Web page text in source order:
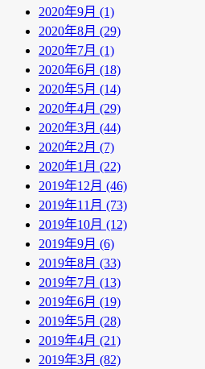
2020年9月 (1)
2020年8月 (29)
2020年7月 (1)
2020年6月 (18)
2020年5月 (14)
2020年4月 (29)
2020年3月 (44)
2020年2月 (7)
2020年1月 (22)
2019年12月 (46)
2019年11月 (73)
2019年10月 (12)
2019年9月 (6)
2019年8月 (33)
2019年7月 (13)
2019年6月 (19)
2019年5月 (28)
2019年4月 (21)
2019年3月 (82)